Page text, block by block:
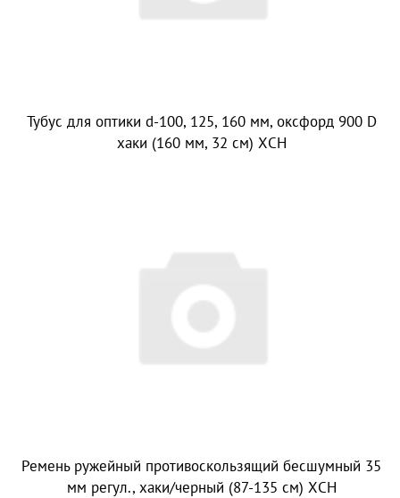
Тубус для оптики d-100, 125, 160 мм, оксфорд 900 D
хаки (160 мм, 32 см) ХСН
Ремень ружейный противоскользящий бесшумный 35
мм регул., хаки/черный (87-135 см) ХСН